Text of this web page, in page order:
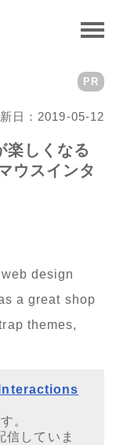
日：2019-05-12
PR
楽しくなる
ウスインタ
design
a great shop
themes,
。
信していま